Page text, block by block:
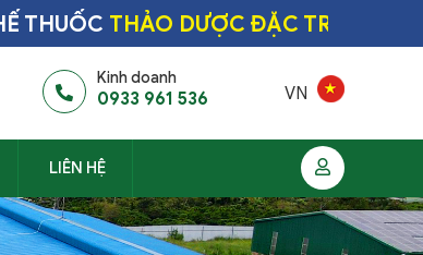
THẢO DƯỢC ĐẶC TRỊ HÀNG ĐẦU
Kinh doanh
0933 961 536 VN
LIÊN HỆ